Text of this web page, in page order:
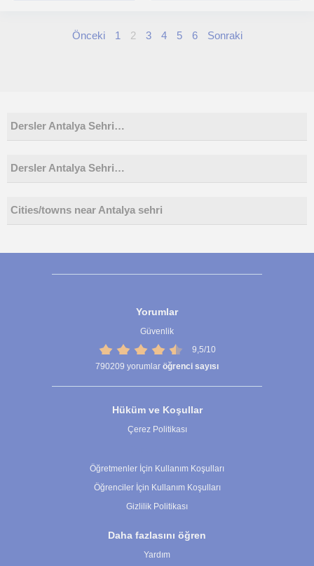
Önceki 1 2 3 4 5 6 Sonraki
Dersler Antalya Sehri…
Dersler Antalya Sehri…
Cities/towns near Antalya sehri
Yorumlar
Güvenlik
9,5/10
790209 yorumlar öğrenci sayısı
Hüküm ve Koşullar
Çerez Politikası
Öğretmenler İçin Kullanım Koşulları
Öğrenciler İçin Kullanım Koşulları
Gizlilik Politikası
Daha fazlasını öğren
Yardım